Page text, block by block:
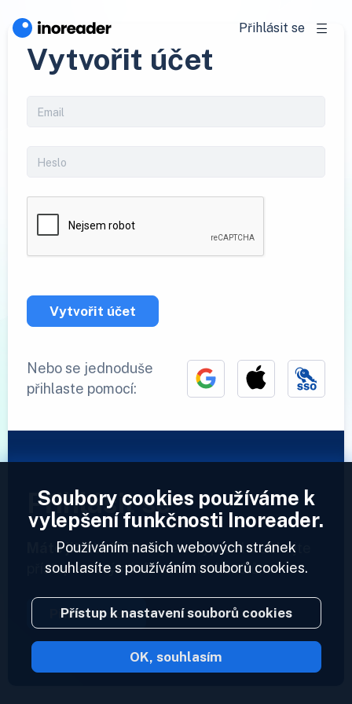
Přihlásit se
Vytvořit účet
Vytvořit účet
Nebo se jednoduše
přihlaste pomocí:
Přihlásit se
Máte již účet?Zadejte svůj profil a získejte
přístup ke svým informačním kanálům.
Přihlásit se
2023 © Inoreader
Soubory cookies používáme k
vylepšení funkčnosti Inoreader.
Používáním našich webových stránek
souhlasíte s používáním souborů cookies.
Přístup k nastavení souborů cookies
OK, souhlasím